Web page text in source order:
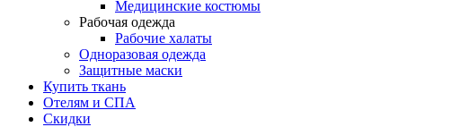
Медицинские костюмы
Рабочая одежда
Рабочие халаты
Одноразовая одежда
Защитные маски
Купить ткань
Отелям и СПА
Скидки